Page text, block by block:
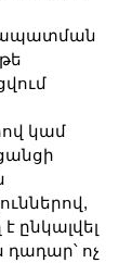
կամ
ընկալվել
ոչ